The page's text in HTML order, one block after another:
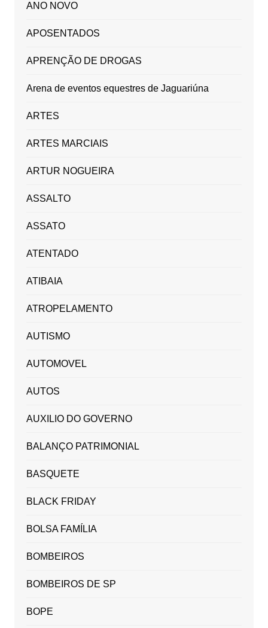
ANO NOVO
APOSENTADOS
APRENÇÃO DE DROGAS
Arena de eventos equestres de Jaguariúna
ARTES
ARTES MARCIAIS
ARTUR NOGUEIRA
ASSALTO
ASSATO
ATENTADO
ATIBAIA
ATROPELAMENTO
AUTISMO
AUTOMOVEL
AUTOS
AUXILIO DO GOVERNO
BALANÇO PATRIMONIAL
BASQUETE
BLACK FRIDAY
BOLSA FAMÍLIA
BOMBEIROS
BOMBEIROS DE SP
BOPE